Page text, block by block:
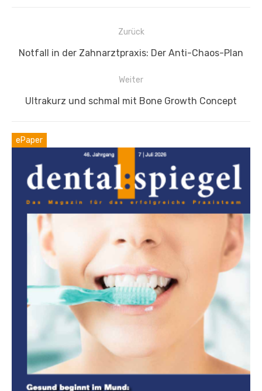
Beitragsnavigation
Zurück
Vorheriger
Notfall in der Zahnarztpraxis: Der Anti-Chaos-Plan
Weiter
Nächster
Ultrakurz und schmal mit Bone Growth Concept
ePaper